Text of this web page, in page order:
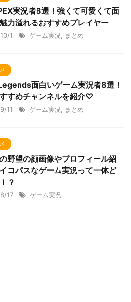
実況者8選！強くて可愛くて面
力溢れるおすすめプレイヤー
1 ゲーム実況 まとめ
面白いゲーム実況者8選！
すめチャンネルを紹介♡
11 ゲーム実況 まとめ
野望の顔画像やプロフィール紹
コパスなゲーム実況って一体ど
？
17 ゲーム実況